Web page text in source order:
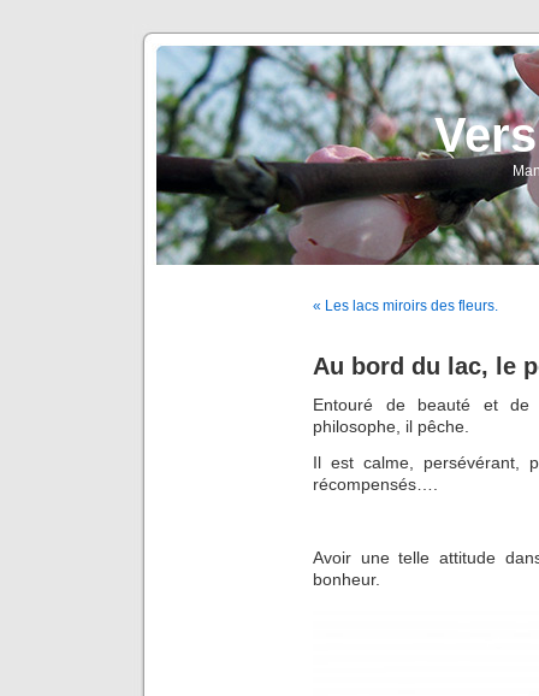
« Les lacs miroirs des fleurs.
Au bord du lac, le
Entouré de beauté et de
philosophe, il pêche.
Il est calme, persévérant,
récompensés….
Avoir une telle attitude
bonheur.